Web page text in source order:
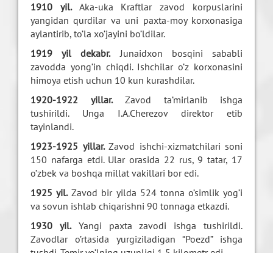
1910 yil. Aka-uka Kraftlar zavod korpuslarini
yangidan qurdilar va uni paxta-moy korxonasiga
aylantirib, to’la xo’jayini bo’ldilar.
1919 yil dekabr.Junaidxon bosqini sababli
zavodda yong’in chiqdi. Ishchilar o’z korxonasini
himoya etish uchun 10 kun kurashdilar.
1920-1922 yillar.Zavod ta’mirlanib ishga
tushirildi. Unga I.A.Cherezov direktor etib
tayinlandi.
1923-1925 yillar. Zavod ishchi-xizmatchilari soni
150 nafarga etdi. Ular orasida 22 rus, 9 tatar, 17
o’zbek va boshqa millat vakillari bor edi.
1925 yil.Zavod bir yilda 524 tonna o’simlik yog’i
va sovun ishlab chiqarishni 90 tonnaga etkazdi.
1930 yil.Yangi paxta zavodi ishga tushirildi.
Zavodlar o’rtasida yurgiziladigan “Poezd” ishga